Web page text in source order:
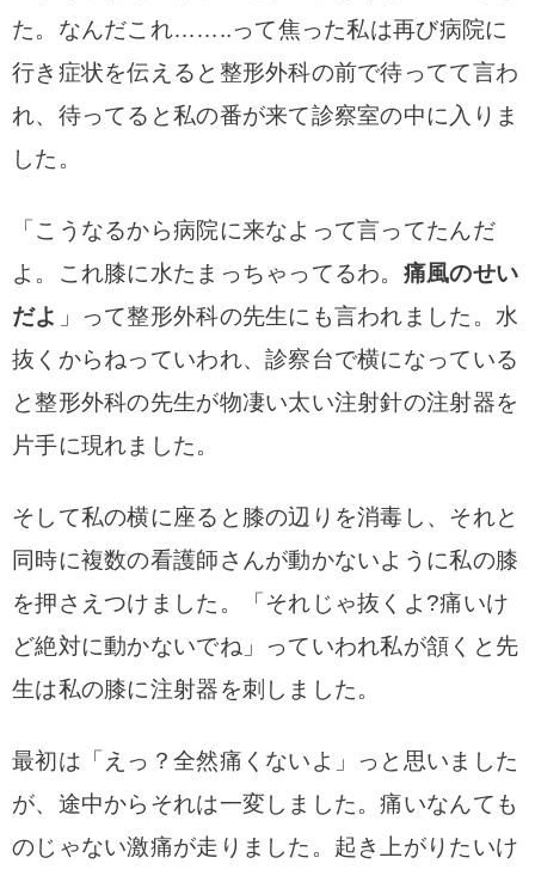
た。なんだこれ……..って焦った私は再び病院に
行き症状を伝えると整形外科の前で待ってて言わ
れ、 待ってると私の番が来て診察室の中に入りま
した。
「こうなるから病院に来なよって言ってたんだ
よ。これ膝に水たまっちゃってるわ。 痛風のせい
だよ 」 って整形外科の先生にも言われました。 水
抜くからねっていわれ、診察台で横になっている
と整形外科の先生が物凄い太い注射針の注射器を
片手に現れました。
そして私の横に座ると膝の辺りを消毒し、 それと
同時に複数の看護師さんが動かないように私の膝
を押さえつけ ました。「それじゃ抜くよ?痛いけ
ど絶対に動かないでね」っていわれ私が頷くと 先
生は私の膝に注射器を刺しました。
最初は「えっ？全然痛くないよ」っと思いました
が、途中からそれは一変しました。痛いなんても
のじゃない激痛が走りました。 起き上がりたいけ